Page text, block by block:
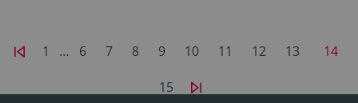
1 … 6 7 8 9 10 11 12 13 14
15